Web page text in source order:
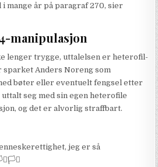
mange år på paragraf 270, sier
manipulasjon
lenger trygge, uttalelsen er heterofil-
sparket Anders Noreng som
bøter eller eventuelt fengsel etter
seg med sin egen heterofile
og det er alvorlig straffbart.
jeg er så